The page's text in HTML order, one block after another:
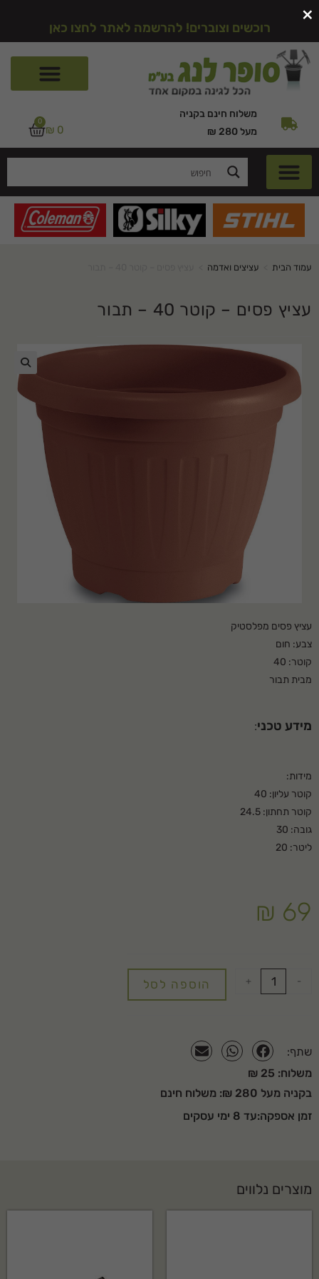
רוכשים וצוברים! להרשמה לאתר לחצו כאן
משלוח חינם בקניה
מעל 280 ₪
₪ 0
0
עמוד הבית עציצים ואדמה
עציץ פסים – קוטר 40 – תבור
עציץ פסים מפלסטיק
צבע: חום
קוטר: 40
מבית תבור
מידע טכני:
מידות:
קוטר עליון: 40
קוטר תחתון: 24.5
גובה: 30
ליטר: 20
₪ 69
-
+ הוספה לסל
שתף:
משלוח: 25 ₪
בקניה מעל 280 ₪: משלוח חינם
זמן אספקה:עד 8 ימי עסקים
מוצרים נלווים
×